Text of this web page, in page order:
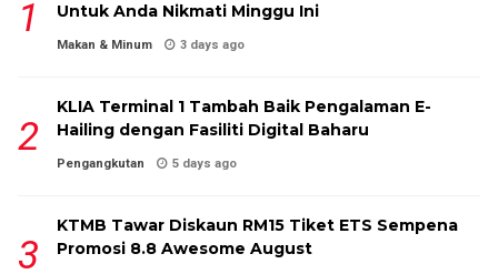
Untuk Anda Nikmati Minggu Ini
Makan & Minum 3 days ago
KLIA Terminal 1 Tambah Baik Pengalaman E-
Hailing dengan Fasiliti Digital Baharu
Pengangkutan 5 days ago
KTMB Tawar Diskaun RM15 Tiket ETS Sempena
Promosi 8.8 Awesome August